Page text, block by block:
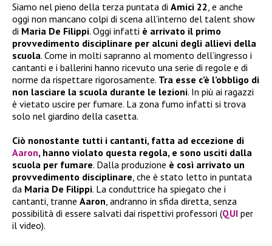
Siamo nel pieno della terza puntata di Amici 22, e anche
oggi non mancano colpi di scena all’interno del talent show
di Maria De Filippi. Oggi infatti è arrivato il primo
provvedimento disciplinare per alcuni degli allievi della
scuola. Come in molti sapranno al momento dell’ingresso i
cantanti e i ballerini hanno ricevuto una serie di regole e di
norme da rispettare rigorosamente. Tra esse c’è l’obbligo di
non lasciare la scuola durante le lezioni. In più ai ragazzi
è vietato uscire per fumare. La zona fumo infatti si trova
solo nel giardino della casetta.
Ciò nonostante tutti i cantanti, fatta ad eccezione di
Aaron, hanno violato questa regola, e sono usciti dalla
scuola per fumare. Dalla produzione è così arrivato un
provvedimento disciplinare, che è stato letto in puntata
da Maria De Filippi. La conduttrice ha spiegato che i
cantanti, tranne Aaron, andranno in sfida diretta, senza
possibilità di essere salvati dai rispettivi professori (QUI per
il video).